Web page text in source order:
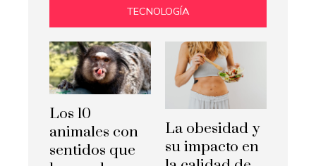
TECNOLOGÍA
Los 10
animales con
sentidos que
La obesidad y
su impacto en